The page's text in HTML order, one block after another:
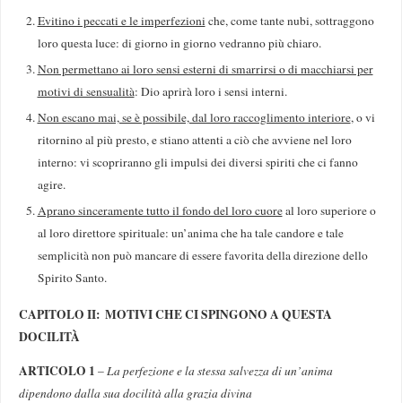
Evitino i peccati e le imperfezioni che, come tante nubi, sottraggono
loro questa luce: di giorno in giorno vedranno più chiaro.
Non permettano ai loro sensi esterni di smarrirsi o di macchiarsi per
motivi di sensualità: Dio aprirà loro i sensi interni.
Non escano mai, se è possibile, dal loro raccogli­mento interiore, o vi
ritornino al più presto, e stiano attenti a ciò che avviene nel loro
interno: vi scopriranno gli impulsi dei diversi spiriti che ci fanno
agire.
Aprano sinceramente tutto il fondo del loro cuoreal loro superiore o
al loro direttore spirituale: un’anima che ha tale candore e tale
semplicità non può mancare di essere favorita della direzione dello
Spirito Santo.
CAPITOLO II: MOTIVI CHE CI SPINGONO A QUESTA
DOCILITÀ
ARTICOLO 1 –La perfezione e la stessa salvezza di un’anima
dipendono dalla sua docilità alla grazia divina